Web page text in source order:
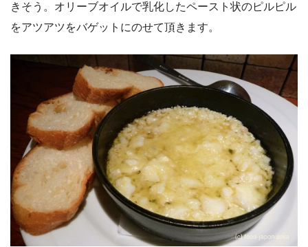
きそう。オリーブオイルで乳化したペースト状のピルピル
をアツアツをバゲットにのせて頂きます。